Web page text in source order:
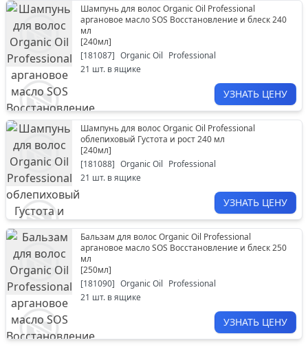
Шампунь для волос Organic Oil Professional
аргановое масло SOS Восстановление и блеск 240
мл
[240мл]
[181087] Organic Oil Professional
21 шт. в ящике
УЗНАТЬ ЦЕНУ
Шампунь для волос Organic Oil Professional
облепиховый Густота и рост 240 мл
[240мл]
[181088] Organic Oil Professional
21 шт. в ящике
УЗНАТЬ ЦЕНУ
Бальзам для волос Organic Oil Professional
аргановое масло SOS Восстановление и блеск 250
мл
[250мл]
[181090] Organic Oil Professional
21 шт. в ящике
УЗНАТЬ ЦЕНУ